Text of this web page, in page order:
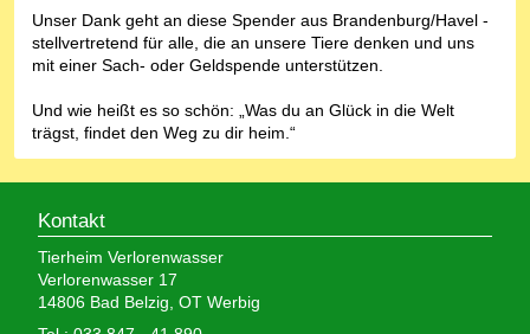
Unser Dank geht an diese Spender aus Brandenburg/Havel -
stellvertretend für alle, die an unsere Tiere denken und uns
mit einer Sach- oder Geldspende unterstützen.
Und wie heißt es so schön: „Was du an Glück in die Welt
trägst, findet den Weg zu dir heim.“
Kontakt
Tierheim Verlorenwasser
Verlorenwasser 17
14806 Bad Belzig, OT Werbig